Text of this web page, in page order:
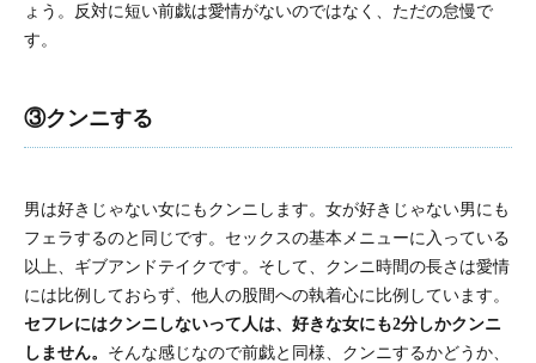
ょう。反対に短い前戯は愛情がないのではなく、ただの怠慢で
す。
③クンニする
男は好きじゃない女にもクンニします。女が好きじゃない男にも
フェラするのと同じです。セックスの基本メニューに入っている
以上、ギブアンドテイクです。そして、クンニ時間の長さは愛情
には比例しておらず、他人の股間への執着心に比例しています。
セフレにはクンニしないって人は、好きな女にも2分しかクンニ
しません。 そんな感じなので前戯と同様、クンニするかどうか、